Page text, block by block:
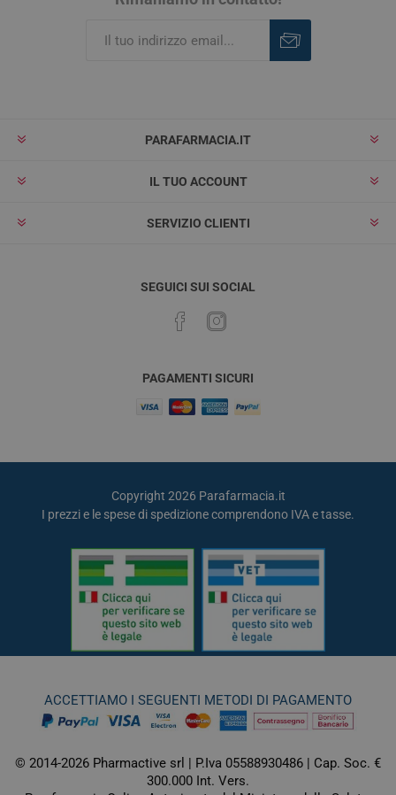
PARAFARMACIA.IT
IL TUO ACCOUNT
SERVIZIO CLIENTI
SEGUICI SUI SOCIAL
PAGAMENTI SICURI
Copyright 2026 Parafarmacia.it
I prezzi e le spese di spedizione comprendono IVA e tasse.
ACCETTIAMO I SEGUENTI METODI DI PAGAMENTO
© 2014-2026 Pharmactive srl | P.Iva 05588930486 | Cap. Soc. €
300.000 Int. Vers.